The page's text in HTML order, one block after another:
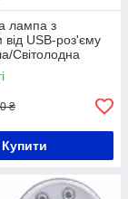
лампа з
USB-роз'єму
Світолодна
Мініліхтарик
₴
Купити